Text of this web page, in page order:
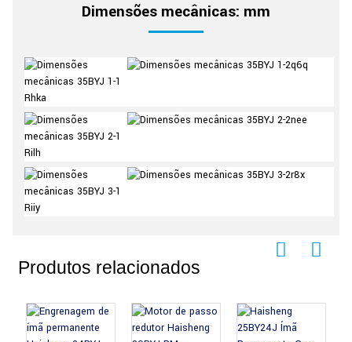
Dimensões mecânicas: mm
Produtos relacionados